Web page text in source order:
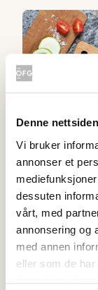
Denne
Vi bruker
annonser et
dessuten
vårt, med
annonsering og
med annen
eller som de
Pizza med
20-40 min
Pizza med